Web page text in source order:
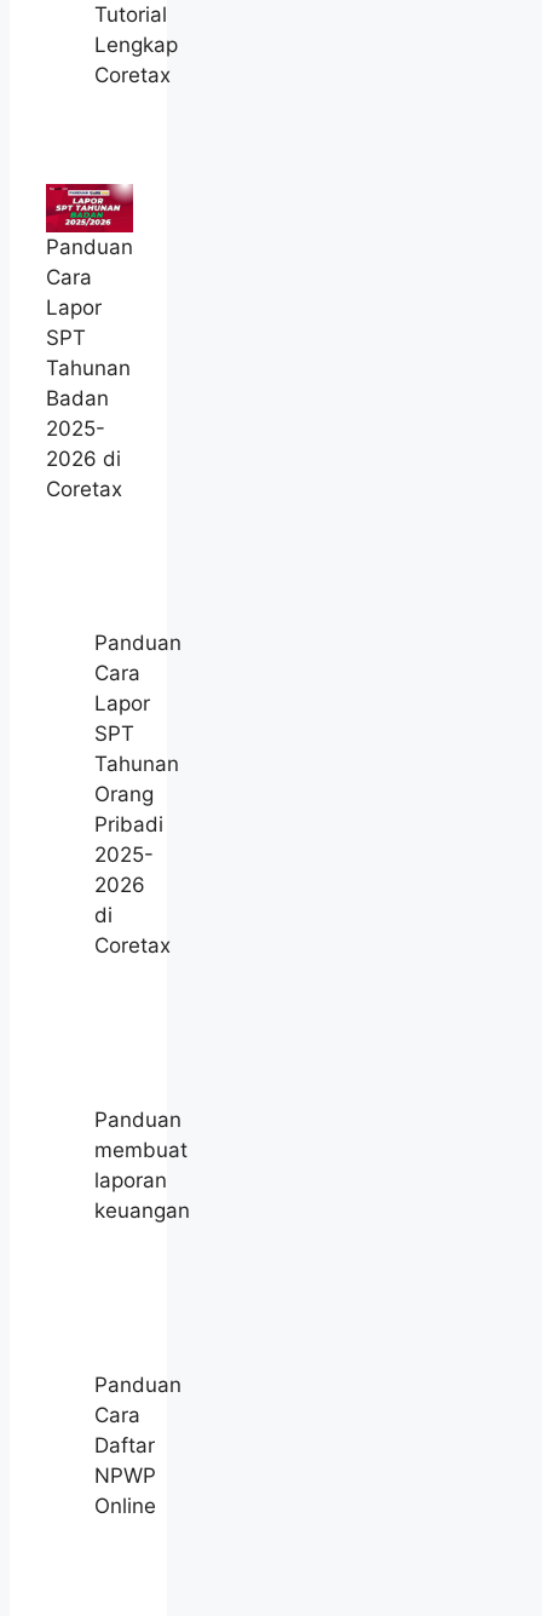
Tutorial
Lengkap
Coretax
Panduan
Cara
Lapor
SPT
Tahunan
Badan
2025-
2026 di
Coretax
Panduan
Cara
Lapor
SPT
Tahunan
Orang
Pribadi
2025-
2026
di
Coretax
Panduan
membuat
laporan
keuangan
Panduan
Cara
Daftar
NPWP
Online